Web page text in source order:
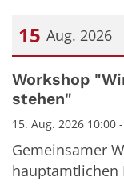
15 Aug. 2026
Datum: 15.
Workshop
stehen"
15. Aug. 2026 10:00
Gemeinsamer
hauptamtlichen